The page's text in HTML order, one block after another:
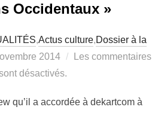
Occidentaux »
,Actus culture,Dossier à la
2014
Les commentaires
désactivés.
qu’il a accordée à dekartcom à